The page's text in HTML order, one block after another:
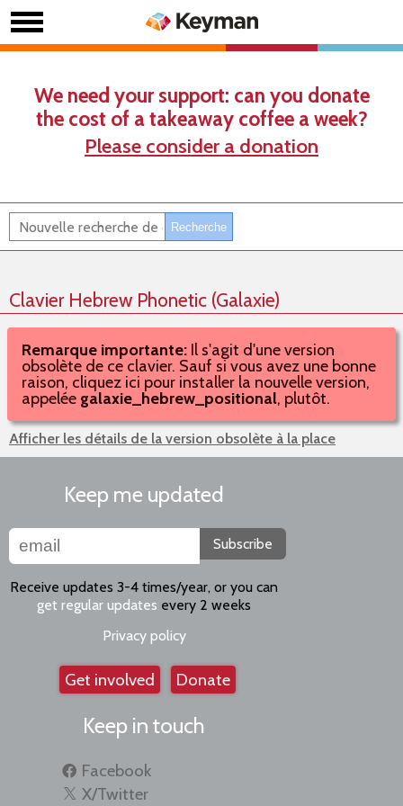
We need your support: can you donate
the cost of a takeaway coffee a week?
Please consider a donation
Clavier Hebrew Phonetic (Galaxie)
Remarque importante: Il s'agit d'une version
obsolète de ce clavier. Sauf si vous avez une bonne
raison, cliquez ici pour installer la nouvelle version,
appelée galaxie_hebrew_positional, plutôt.
Afficher les détails de la version obsolète à la place
Keep me updated
Subscribe
Receive updates 3-4 times/year, or you can
get regular updates every 2 weeks
Privacy policy
Get involved Donate
Keep in touch
Facebook
X/Twitter